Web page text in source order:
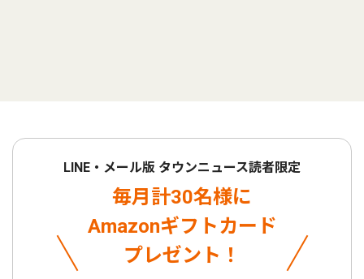
LINE・メール版 タウンニュース読者限定
毎月計30名様に
Amazonギフトカード
プレゼント！